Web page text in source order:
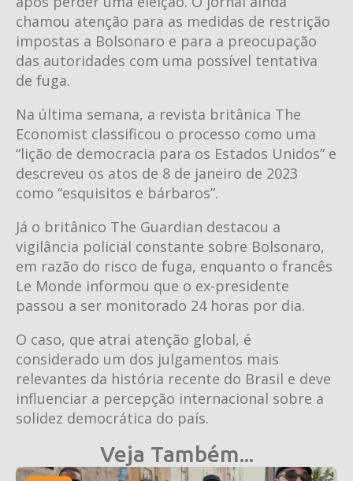
chamou atenção para as medidas de restrição
impostas a Bolsonaro e para a preocupação
das autoridades com uma possível tentativa
de fuga.
Na última semana, a revista britânica The
Economist classificou o processo como uma
“lição de democracia para os Estados Unidos” e
descreveu os atos de 8 de janeiro de 2023
como “esquisitos e bárbaros”.
Já o britânico The Guardian destacou a
vigilância policial constante sobre Bolsonaro,
em razão do risco de fuga, enquanto o francês
Le Monde informou que o ex-presidente
passou a ser monitorado 24 horas por dia.
O caso, que atrai atenção global, é
considerado um dos julgamentos mais
relevantes da história recente do Brasil e deve
influenciar a percepção internacional sobre a
solidez democrática do país.
Veja Também...